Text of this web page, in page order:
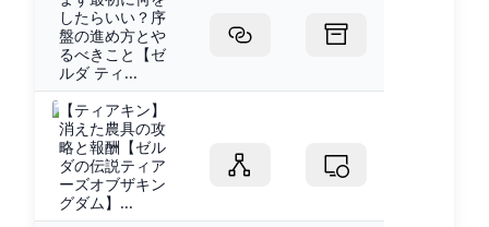
したらいい？序
盤の進め方とや
るべきこと【ゼ
ルダ ティ...
【ティアキン】
消えた農具の攻
略と報酬【ゼル
ダの伝説ティア
ーズオブザキン
グダム】...